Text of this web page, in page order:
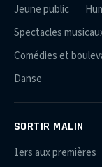
Jeune public
Spectacles
Comédies et
Danse
SORTIR MALIN
1ers aux premières